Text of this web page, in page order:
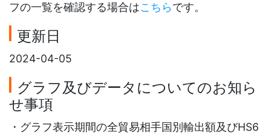
フの一覧を確認する場合はこちらです。
更新日
2024-04-05
グラフ及びデータについてのお知ら
せ事項
・グラフ表示期間の全貿易相手国別輸出額及びHS6